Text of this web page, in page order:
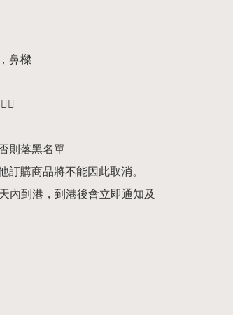
鼻樑
則落黑名單
購商品將不能因此取消。
內到港，到港後會立即通知及